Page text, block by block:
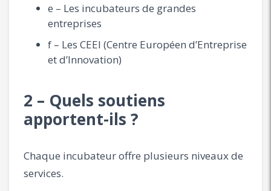
e – Les incubateurs de grandes
entreprises
f – Les CEEI (Centre Européen d’Entreprise
et d’Innovation)
2 – Quels soutiens
apportent-ils ?
Chaque incubateur offre plusieurs niveaux de
services.